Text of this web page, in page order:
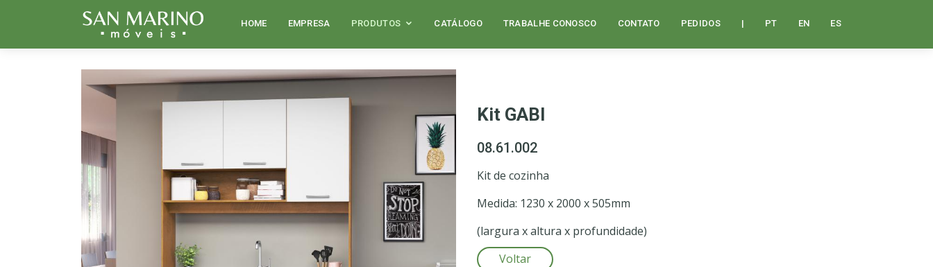
HOME EMPRESA PRODUTOS CATÁLOGO TRABALHE CONOSCO CONTATO PEDIDOS | PT EN ES
Kit GABI
08.61.002
Kit de cozinha
Medida: 1230 x 2000 x 505mm
(largura x altura x profundidade)
Voltar